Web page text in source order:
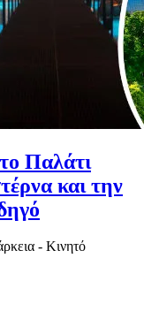
Παλάτι
και την
- Κινητό